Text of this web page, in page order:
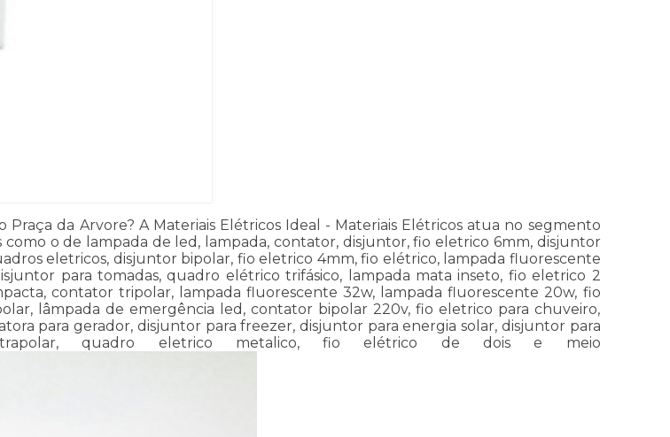
da Arvore? A Materiais Elétricos Ideal - Materiais Elétricos atua no segmento
o de lampada de led, lampada, contator, disjuntor, fio eletrico 6mm, disjuntor
eletricos, disjuntor bipolar, fio eletrico 4mm, fio elétrico, lampada fluorescente
para tomadas, quadro elétrico trifásico, lampada mata inseto, fio eletrico 2
contator tripolar, lampada fluorescente 32w, lampada fluorescente 20w, fio
lâmpada de emergência led, contator bipolar 220v, fio eletrico para chuveiro,
para gerador, disjuntor para freezer, disjuntor para energia solar, disjuntor para
quadro eletrico metalico, fio elétrico de dois e meio